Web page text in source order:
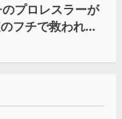
プロレスラーが
フチで救われた